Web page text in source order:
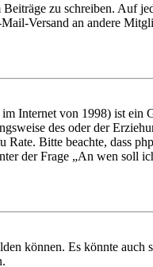
zu schreiben. Auf
Versand an andere
Internet von 1998) ist ein
des oder der
Bitte beachte, dass
der Frage „An wen soll
können. Es könnte auch